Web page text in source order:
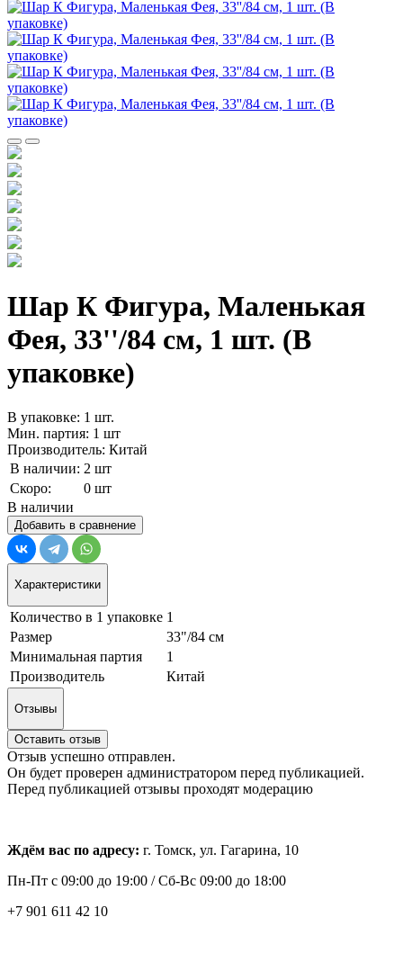
Шар К Фигура, Маленькая
Фея, 33''/84 см, 1 шт. (В
упаковке)
В упаковке: 1 шт.
Мин. партия: 1 шт
Производитель: Китай
В наличии: 2 шт
Скоро:
0 шт
В наличии
Добавить в сравнение
Характеристики
Количество в 1 упаковке 1
Размер
33"/84 см
Минимальная партия
1
Производитель
Китай
Отзывы
Оставить отзыв
Отзыв успешно отправлен.
Он будет проверен администратором перед публикацией.
Перед публикацией отзывы проходят модерацию
Ждём вас по адресу: г. Томск, ул. Гагарина, 10
Пн-Пт с 09:00 до 19:00 /Сб-Вс 09:00 до 18:00
+7 901 611 42 10